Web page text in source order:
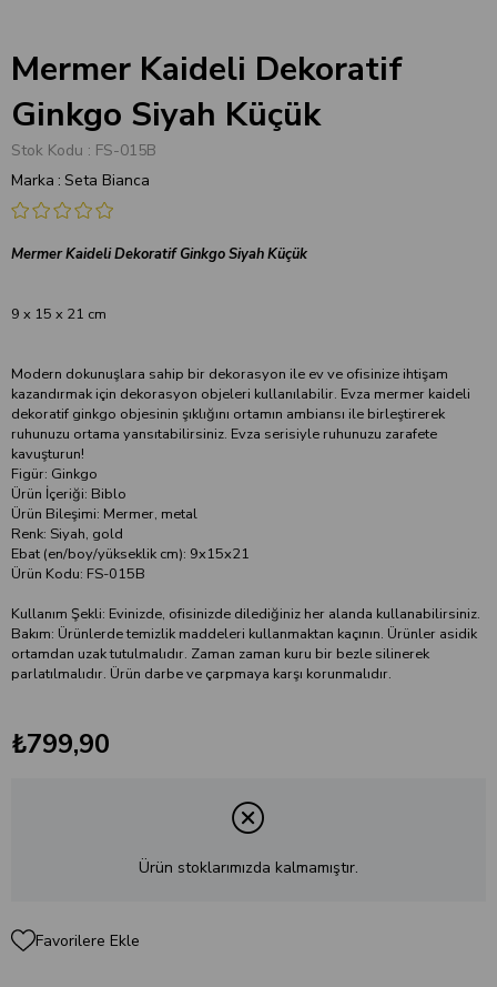
Mermer Kaideli Dekoratif
Ginkgo Siyah Küçük
Stok Kodu
FS-015B
Marka : Seta Bianca
Mermer Kaideli Dekoratif Ginkgo Siyah Küçük
9 x 15 x 21 cm
Modern dokunuşlara sahip bir dekorasyon ile ev ve ofisinize ihtişam
kazandırmak için dekorasyon objeleri kullanılabilir. Evza mermer kaideli
dekoratif ginkgo objesinin şıklığını ortamın ambiansı ile birleştirerek
ruhunuzu ortama yansıtabilirsiniz. Evza serisiyle ruhunuzu zarafete
kavuşturun!
Figür: Ginkgo
Ürün İçeriği: Biblo
Ürün Bileşimi: Mermer, metal
Renk: Siyah, gold
Ebat (en/boy/yükseklik cm): 9x15x21
Ürün Kodu: FS-015B
Kullanım Şekli: Evinizde, ofisinizde dilediğiniz her alanda kullanabilirsiniz.
Bakım: Ürünlerde temizlik maddeleri kullanmaktan kaçının. Ürünler asidik
ortamdan uzak tutulmalıdır. Zaman zaman kuru bir bezle silinerek
parlatılmalıdır. Ürün darbe ve çarpmaya karşı korunmalıdır.
₺799,90
Ürün stoklarımızda kalmamıştır.
Favorilere Ekle